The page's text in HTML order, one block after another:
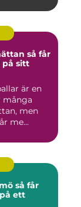
så får
på sitt
är en
många
men
me...
får
ett